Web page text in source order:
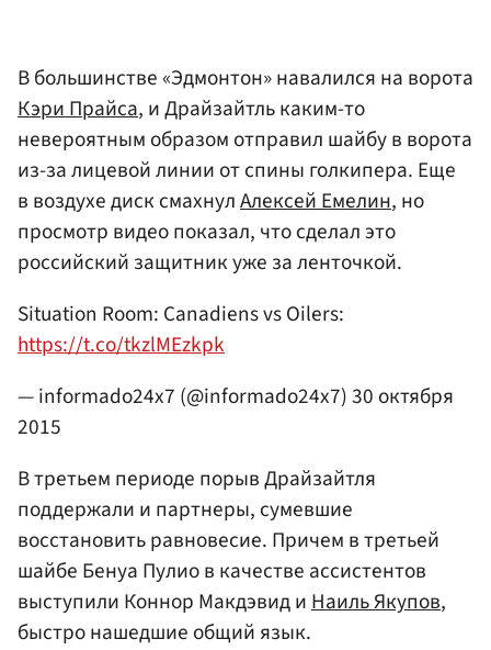
В большинстве «Эдмонтон» навалился на ворота
Кэри Прайса, и Драйзайтль каким-то
невероятным образом отправил шайбу в ворота
из-за лицевой линии от спины голкипера. Еще
в воздухе диск смахнулАлексей Емелин, но
просмотр видео показал, что сделал это
российский защитник уже за ленточкой.
Situation Room: Canadiens vs Oilers:
https://t.co/tkzlMEzkpk
— informado24x7 (@informado24x7)30 октября
2015
В третьем периоде порыв Драйзайтля
поддержали и партнеры, сумевшие
восстановить равновесие. Причем в третьей
шайбе Бенуа Пулио в качестве ассистентов
выступили Коннор Макдэвид иНаиль Якупов,
быстро нашедшие общий язык.